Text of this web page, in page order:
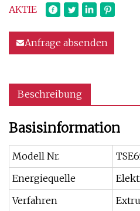
AKTIE
Anfrage absenden
Beschreibung
Basisinformation
Modell Nr.
Energiequelle
Verfahren